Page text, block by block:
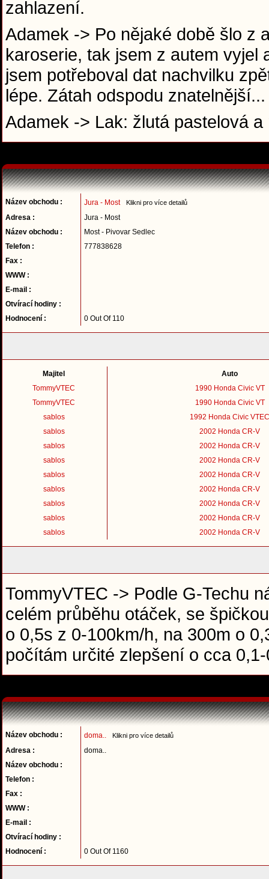
zahlazení.
Adamek -> Po nějaké době šlo z
karoserie, tak jsem z autem vyjel
jsem potřeboval dat nachvilku
lépe. Zátah odspodu
Adamek -> Lak: žlutá pastelová
Název obchodu : Jura - Most Klikni pro více detailů
Adresa :
Jura - Most
Název obchodu :
Most - Pivovar Sedlec
Telefon :
777838628
Fax :
WWW :
E-mail :
Otvírací hodiny :
Hodnocení :
0 Out Of 110
Majitel
Auto
TommyVTEC
1990 Honda Civic VT
TommyVTEC
1990 Honda Civic VT
sablos
1992 Honda Civic VTEC
sablos
2002 Honda CR-V
sablos
2002 Honda CR-V
sablos
2002 Honda CR-V
sablos
2002 Honda CR-V
sablos
2002 Honda CR-V
sablos
2002 Honda CR-V
sablos
2002 Honda CR-V
sablos
2002 Honda CR-V
TommyVTEC -> Podle G-Techu
celém průběhu otáček, se
o 0,5s z 0-100km/h, na 300m o
počítám určité zlepšení o cca
Název obchodu : doma.. Klikni pro více detailů
Adresa :
doma..
Název obchodu :
Telefon :
Fax :
WWW :
E-mail :
Otvírací hodiny :
Hodnocení :
0 Out Of 1160